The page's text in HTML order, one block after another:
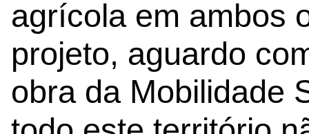
agrícola em ambos
projeto, aguardo
obra da Mobilidade